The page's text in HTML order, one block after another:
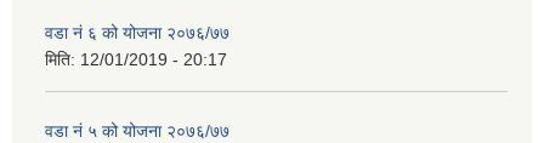
वडा नं ६ को योजना २०७६/७७
मिति: 12/01/2019 - 20:17
वडा नं ५ को योजना २०७६/७७